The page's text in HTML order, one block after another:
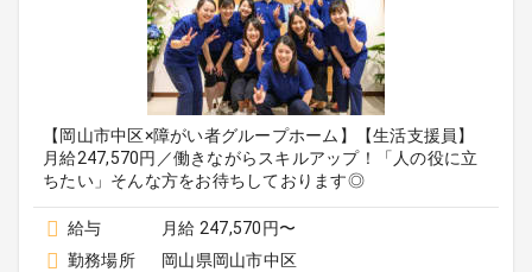
【岡山市中区×障がい者グループホーム】【生活支援員】
月給247,570円／働きながらスキルアップ！「人の役に立
ちたい」そんな方をお待ちしております◎
給与
月給 247,570円〜
勤務場所
岡山県岡山市中区